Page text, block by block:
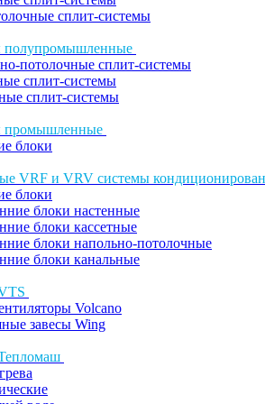
сплит-системы
полупромышленные
потолочные сплит-системы
сплит-системы
сплит-системы
промышленные
блоки
VRF и VRV системы
блоки
блоки настенные
блоки кассетные
блоки напольно-потолочные
блоки канальные
Volcano
завесы Wing